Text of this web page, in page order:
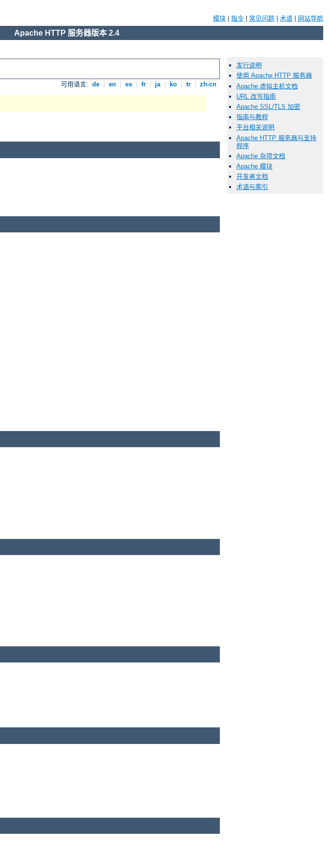
模块 指令 常见问题 术语 网站导航
Apache HTTP 服务器版本 2.4
可用语言: de en es fr ja ko tr zh-cn
发行说明
使用 Apache HTTP 服务器
Apache 虚拟主机文档
URL 改写指南
Apache SSL/TLS 加密
指南与教程
平台相关说明
Apache HTTP 服务器与支持
程序
Apache 杂项文档
Apache 模块
开发者文档
术语与索引